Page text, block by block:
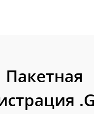
Пакетная